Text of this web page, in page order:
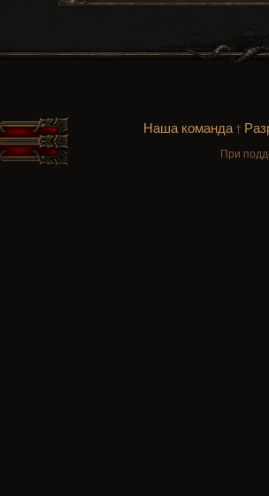
Наша команда†
При